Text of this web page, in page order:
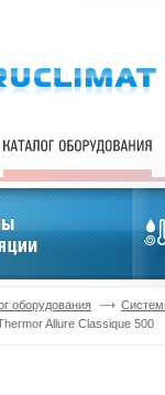
оборудования
Allure Classique 500